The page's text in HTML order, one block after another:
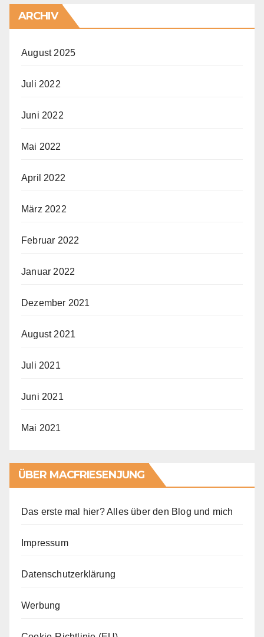
ARCHIV
August 2025
Juli 2022
Juni 2022
Mai 2022
April 2022
März 2022
Februar 2022
Januar 2022
Dezember 2021
August 2021
Juli 2021
Juni 2021
Mai 2021
ÜBER MACFRIESENJUNG
Das erste mal hier? Alles über den Blog und mich
Impressum
Datenschutzerklärung
Werbung